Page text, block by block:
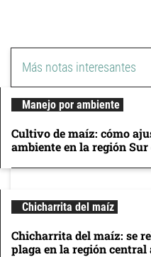
Más notas interesantes
Manejo por ambiente
Cultivo de maíz: cómo
ambiente en la región Sur
Chicharrita del maíz
Chicharrita del maíz: se
plaga en la región